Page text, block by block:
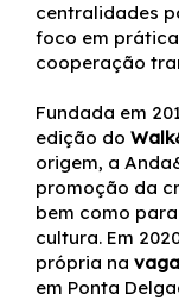
centralidades
foco em
cooperação
Fundada em
edição do
origem, a
promoção da
bem como
cultura. Em
própria na
em Ponta